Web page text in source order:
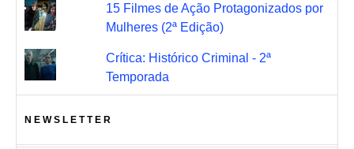
15 Filmes de Ação Protagonizados por
Mulheres (2ª Edição)
Crítica: Histórico Criminal - 2ª
Temporada
NEWSLETTER